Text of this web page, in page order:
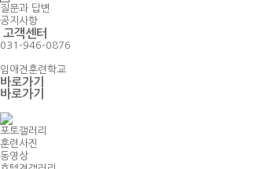
질문과 답변
공지사항
고객센터
031-946-0876
임애견훈련학교
바로가기
바로가기
포토갤러리
훈련사진
동영상